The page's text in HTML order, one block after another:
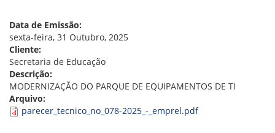
CONSELHOS
LOCALIZAÇÃO
GESTORES
GOVERNANÇA
NOTÍCIAS
COMPRAS
Data de Emissão:
sexta-feira, 31 Outubro, 2025
Cliente:
Secretaria de Educação
Descrição:
MODERNIZAÇÃO DO PARQUE DE EQUIPAMENTOS DE TI
Arquivo:
parecer_tecnico_no_078-2025_-_emprel.pdf